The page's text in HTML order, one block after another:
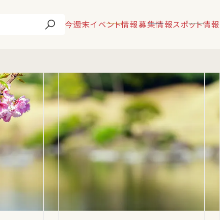
今週末イベント情報募集情報スポット情報